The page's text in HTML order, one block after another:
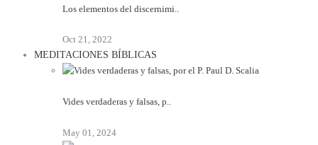
Los elementos del discernimi..
Oct 21, 2022
MEDITACIONES BÍBLICAS
Vides verdaderas y falsas, p..
May 01, 2024